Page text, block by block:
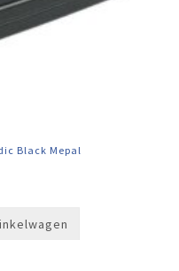
Black Mepal